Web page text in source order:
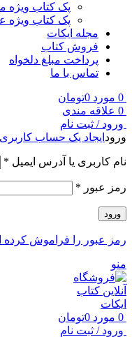
پک کتاب ویژه
پک کتاب ویژه
مجله ایکات
فروش کتاب
پرداخت مبلغ دلخواه
تماس با ما
0 مورد 0تومان
0 علاقه مندی
ورود / ثبت نام
ورود ایجاد یک حساب کاربری
نام کاربری یا آدرس ایمیل *
رمز عبور *
ورود
رمز عبور را فراموش کرده
منو
0 مورد 0تومان
ورود / ثبت نام